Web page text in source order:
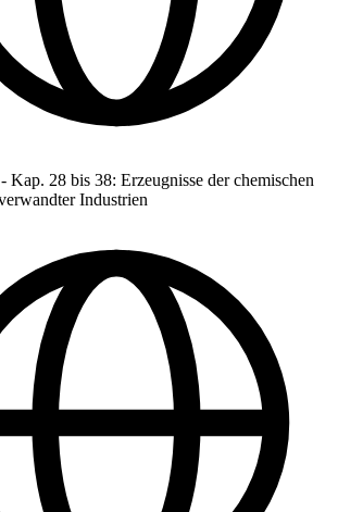
- Kap. 28 bis 38: Erzeugnisse der chemischen
Industrien